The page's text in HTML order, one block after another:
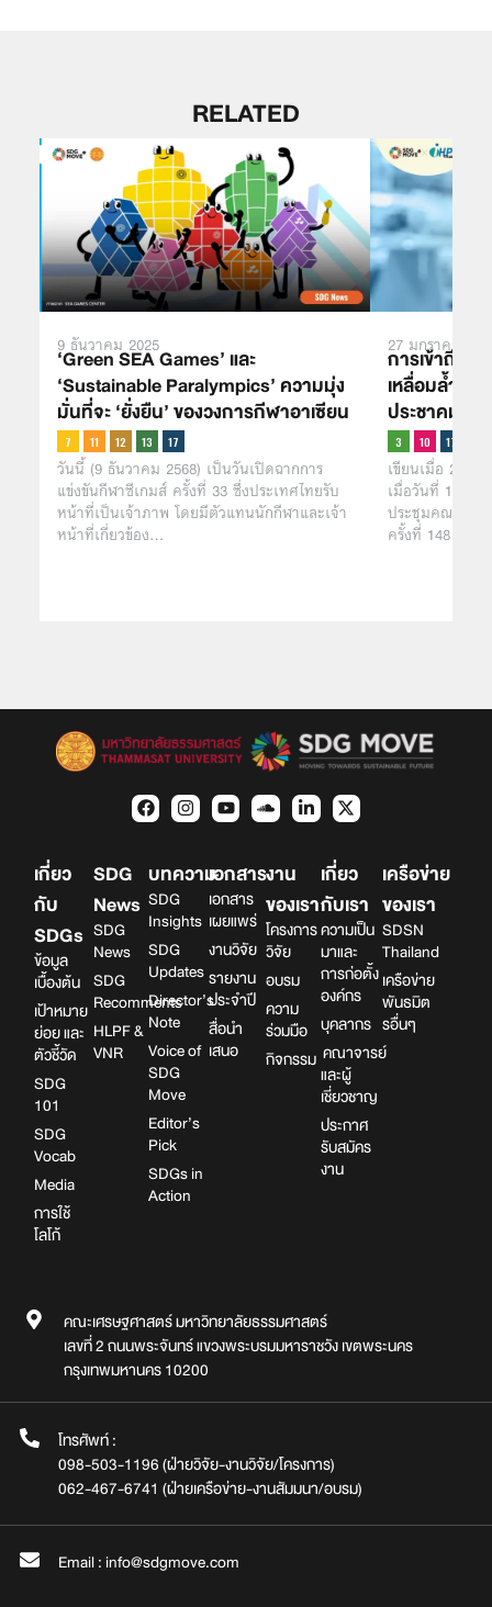
RELATED
9 ธันวาคม 2025
‘Green SEA Games’ และ
‘Sustainable Paralympics’ ความมุ่ง
มั่นที่จะ ‘ยั่งยืน’ ของวงการกีฬาอาเซียน
วันนี้ (9 ธันวาคม 2568) เป็นวันเปิดฉากการ
แข่งขันกีฬาซีเกมส์ ครั้งที่ 33 ซึ่งประเทศไทยรับ
หน้าที่เป็นเจ้าภาพ โดยมีตัวแทนนักกีฬาและเจ้า
หน้าที่เกี่ยวข้อง…
27 มกราคม
การเข้าถึงวั
เหลื่อมล้ำ”
ประชาคมโลก
เขียนเมื่อ 20 ม
เมื่อวันที่ 18 มก
ประชุมคณะกรร
ครั้งที่ 148
เกี่ยว
กับ
SDGs
ข้อมูล
เบื้องต้น
เป้าหมาย
ย่อย และ
ตัวชี้วัด
SDG
101
SDG
Vocab
Media
การใช้
โลโก้
SDG
News
SDG
News
SDG
Recomments
HLPF &
VNR
บทความ
SDG
Insights
SDG
Updates
Director’s
Note
Voice of
SDG
Move
Editor’s
Pick
SDGs in
Action
เอกสาร
เอกสาร
เผยแพร่
งานวิจัย
รายงาน
ประจำปี
สื่อนำ
เสนอ
งาน
ของเรา
โครงการ
วิจัย
อบรม
ความ
ร่วมมือ
กิจกรรม
เกี่ยว
กับเรา
ความเป็น
มาและ
การก่อตั้ง
องค์กร
บุคลากร
คณาจารย์
และผู้
เชี่ยวชาญ
ประกาศ
รับสมัคร
งาน
เครือข่าย
ของเรา
SDSN
Thailand
เครือข่าย
พันธมิต
รอื่นๆ
คณะเศรษฐศาสตร์ มหาวิทยาลัยธรรมศาสตร์
เลขที่ 2 ถนนพระจันทร์ แขวงพระบรมมหาราชวัง เขตพระนคร
กรุงเทพมหานคร 10200
โทรศัพท์ :
098-503-1196 (ฝ่ายวิจัย-งานวิจัย/โครงการ)
062-467-6741 (ฝ่ายเครือข่าย-งานสัมมนา/อบรม)
Email : info@sdgmove.com